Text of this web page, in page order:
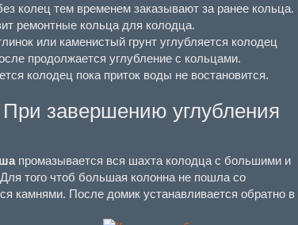
колец тем временем заказывают за ранее кольца.
ремонтные кольца для колодца.
или каменистый грунт углубляется колодец
продолжается углубление с кольцами.
колодец пока приток воды не востановится.
При завершению углубления
промазывается вся шахта колодца с большими и
того чтоб большая колонна не пошла со
камнями. После домик устанавливается обратно в